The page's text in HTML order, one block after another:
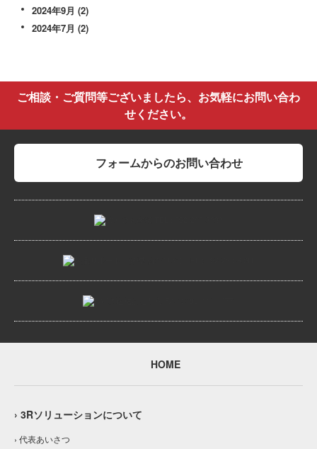
2024年9月 (2)
2024年7月 (2)
ご相談・ご質問等ございましたら、お気軽にお問い合わ
せください。
フォームからのお問い合わせ
HOME
› 3Rソリューションについて
› 代表あいさつ